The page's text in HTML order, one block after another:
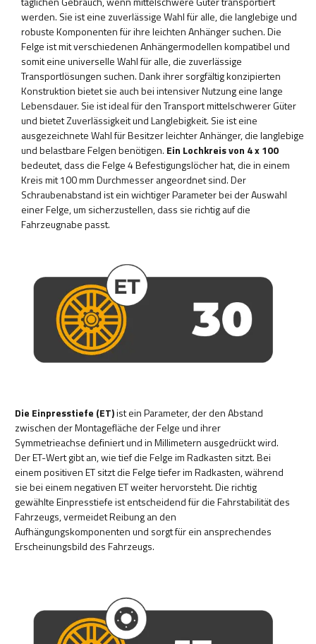
werden. Sie ist eine zuverlässige Wahl für alle, die langlebige und
robuste Komponenten für ihre leichten Anhänger suchen. Die
Felge ist mit verschiedenen Anhängermodellen kompatibel und
somit eine universelle Wahl für alle, die zuverlässige
Transportlösungen suchen. Dank ihrer sorgfältig konzipierten
Konstruktion bietet sie auch bei intensiver Nutzung eine lange
Lebensdauer. Sie ist ideal für den Transport mittelschwerer Güter
und bietet Zuverlässigkeit und Langlebigkeit. Sie ist eine
ausgezeichnete Wahl für Besitzer leichter Anhänger, die langlebige
und belastbare Felgen benötigen. Ein Lochkreis von 4 x 100
bedeutet, dass die Felge 4 Befestigungslöcher hat, die in einem
Kreis mit 100 mm Durchmesser angeordnet sind. Der
Schraubenabstand ist ein wichtiger Parameter bei der Auswahl
einer Felge, um sicherzustellen, dass sie richtig auf die
Fahrzeugnabe passt.
Die Einpresstiefe (ET)ist ein Parameter, der den Abstand
zwischen der Montagefläche der Felge und ihrer
Symmetrieachse definiert und in Millimetern ausgedrückt wird.
Der ET-Wert gibt an, wie tief die Felge im Radkasten sitzt. Bei
einem positiven ET sitzt die Felge tiefer im Radkasten, während
sie bei einem negativen ET weiter hervorsteht. Die richtig
gewählte Einpresstiefe ist entscheidend für die Fahrstabilität des
Fahrzeugs, vermeidet Reibung an den
Aufhängungskomponenten und sorgt für ein ansprechendes
Erscheinungsbild des Fahrzeugs.